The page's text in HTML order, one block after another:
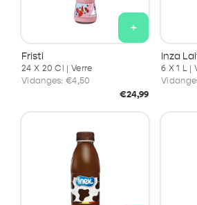
+
Fristi
24 X 20 Cl | Verre
Vidanges: €4,50
Prix
€24,99
Inza
6 X 1 L |